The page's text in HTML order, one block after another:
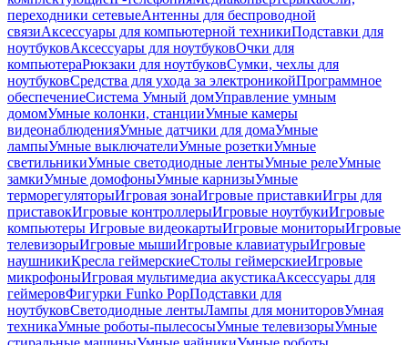
переходники сетевыеАнтенны для беспроводной
связиАксессуары для компьютерной техникиПодставки для
ноутбуковАксессуары для ноутбуковОчки для
компьютераРюкзаки для ноутбуковСумки, чехлы для
ноутбуковСредства для ухода за электроникойПрограммное
обеспечениеСистема Умный домУправление умным
домомУмные колонки, станцииУмные камеры
видеонаблюденияУмные датчики для домаУмные
лампыУмные выключателиУмные розеткиУмные
светильникиУмные светодиодные лентыУмные релеУмные
замкиУмные домофоныУмные карнизыУмные
терморегуляторыИгровая зонаИгровые приставкиИгры для
приставокИгровые контроллерыИгровые ноутбукиИгровые
компьютеры Игровые видеокартыИгровые мониторыИгровые
телевизорыИгровые мышиИгровые клавиатурыИгровые
наушникиКресла геймерскиеСтолы геймерскиеИгровые
микрофоныИгровая мультимедиа акустикаАксессуары для
геймеровФигурки Funko PopПодставки для
ноутбуковСветодиодные лентыЛампы для мониторовУмная
техникаУмные роботы-пылесосыУмные телевизорыУмные